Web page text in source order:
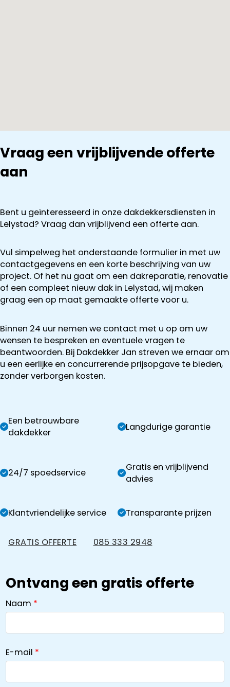
Vraag een vrijblijvende offerte
aan
Bent u geïnteresseerd in onze dakdekkersdiensten in
Lelystad? Vraag dan vrijblijvend een offerte aan.
Vul simpelweg het onderstaande formulier in met uw
contactgegevens en een korte beschrijving van uw
project. Of het nu gaat om een dakreparatie, renovatie
of een compleet nieuw dak in Lelystad, wij maken
graag een op maat gemaakte offerte voor u.
Binnen 24 uur nemen we contact met u op om uw
wensen te bespreken en eventuele vragen te
beantwoorden. Bij Dakdekker Jan streven we ernaar om
u een eerlijke en concurrerende prijsopgave te bieden,
zonder verborgen kosten.
Een betrouwbare
dakdekker
Langdurige garantie
24/7 spoedservice
Gratis en vrijblijvend
advies
Klantvriendelijke service Transparante prijzen
GRATIS OFFERTE 085 333 2948
Ontvang een gratis offerte
Naam
E-mail